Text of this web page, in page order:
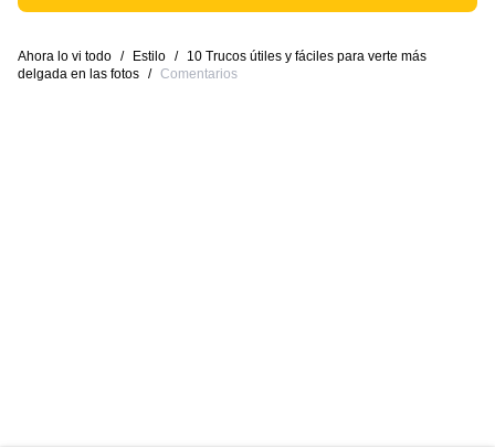
Ahora lo vi todo / Estilo /
10 Trucos útiles y fáciles para verte más
delgada en las fotos / Comentarios